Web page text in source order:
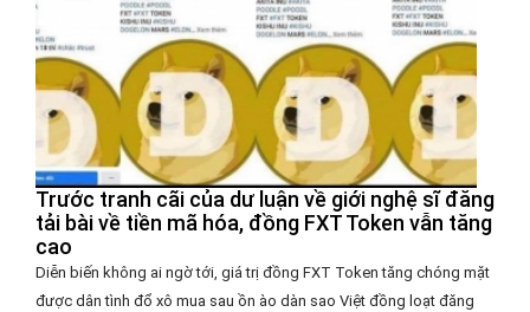
Trước tranh cãi của dư luận về giới nghệ sĩ đăng
tải bài về tiền mã hóa, đồng FXT Token vẫn tăng
cao
Diễn biến không ai ngờ tới, giá trị đồng FXT Token tăng chóng mặt
được dân tình đổ xô mua sau ồn ào dàn sao Việt đồng loạt đăng